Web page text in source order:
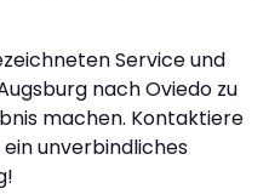
Service und
nach Oviedo zu
machen. Kontaktiere
unverbindliches